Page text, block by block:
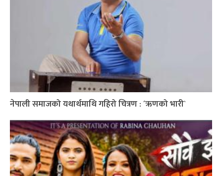
नेपाली समाजको यथार्थमाथि गहिरो चित्रण : ´ऋणको भारी`